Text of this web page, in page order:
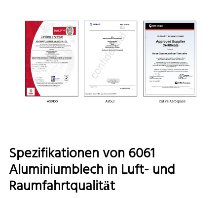
Spezifikationen von 6061
Aluminiumblech in Luft- und
Raumfahrtqualität